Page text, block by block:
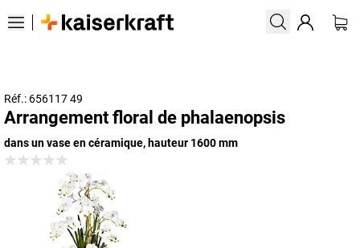
Réf.: 656117 49
Arrangement floral de phalaenopsis
dans un vase en céramique, hauteur 1600 mm